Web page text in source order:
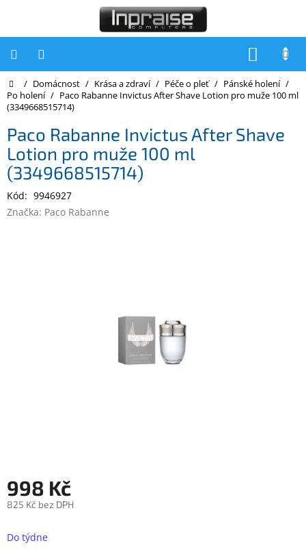
Počítače
Počítače
Notebooky
Tiskárny
Autorizované
servisy
záruk
Domů
/ Domácnost / Krása a zdraví / Péče o pleť / Pánské holení /
Po holení / Paco Rabanne Invictus After Shave Lotion pro muže 100 ml
(3349668515714)
Paco Rabanne Invictus After Shave
Lotion pro muže 100 ml
(3349668515714)
Kód: 9946927
Značka: Paco Rabanne
998 Kč
825 Kč bez DPH
cena:
Do týdne